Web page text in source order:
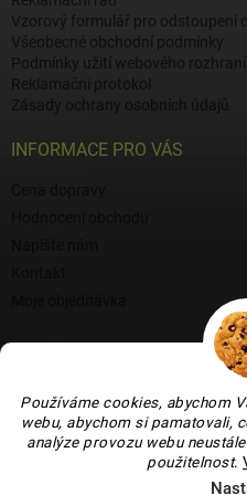
Používáme cookies, abychom
webu, abychom si pamatovali,
analýze provozu webu
použitelnost.
Vzorový formulář pro odstoupení
Všeobecné obchodní podmínky
Podmínky užití webového rozhraní
Reklamační protokol
Zásady ochrany osobních údajů
INFORMACE PRO VÁS
Proč si vybrat naši keramiku?
Jak vybrat vánoční venkovní
Co dokážou vaječné skořápky v